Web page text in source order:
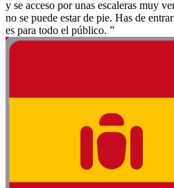
y se acceso por unas escaleras muy
no se puede estar de pie. Has de
es para todo el público. ”